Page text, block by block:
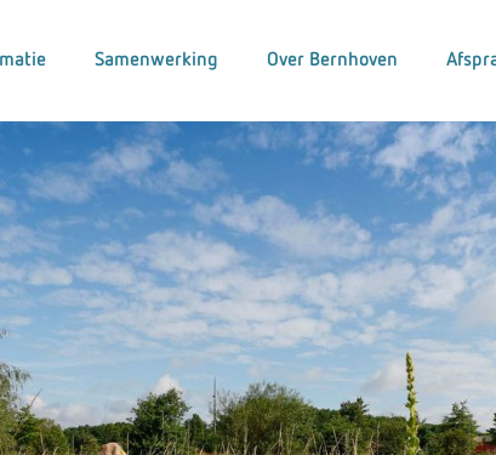
Samenwerking Over Bernhoven